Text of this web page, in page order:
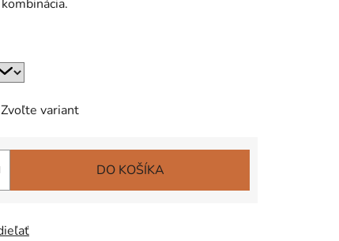
Zvoľte variant
DO KOŠÍKA